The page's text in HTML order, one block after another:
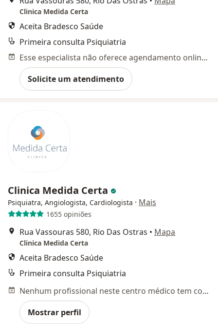
Clinica Medida Certa
Aceita Bradesco Saúde
Primeira consulta Psiquiatria
Esse especialista não oferece agendamento online para esse endereço.
Solicite um atendimento
Clinica Medida Certa
Psiquiatra, Angiologista, Cardiologista · Mais
1655 opiniões
Rua Vassouras 580, Rio Das Ostras • Mapa
Clinica Medida Certa
Aceita Bradesco Saúde
Primeira consulta Psiquiatria
Nenhum profissional neste centro médico tem consultas disponíveis
Mostrar perfil